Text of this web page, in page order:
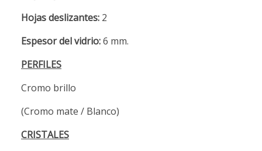
Hojas deslizantes: 2
Espesor del vidrio:6 mm.
PERFILES
Cromo brillo
(Cromo mate / Blanco)
CRISTALES